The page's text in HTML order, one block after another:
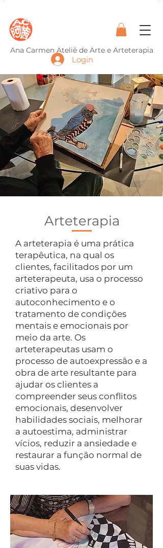
Ana Carmen Ateliê de Arte e Arteterapia
Login
Arteterapia
A arteterapia é uma prática
terapêutica, na qual os
clientes, facilitados por um
arteterapeuta, usa o processo
criativo para o
autoconhecimento e o
tratamento de condições
mentais e emocionais por
meio da arte. Os
arteterapeutas usam o
processo de autoexpressão e a
obra de arte resultante para
ajudar os clientes a
compreender seus conflitos
emocionais, desenvolver
habilidades sociais, melhorar
a autoestima, administrar
vícios, reduzir a ansiedade e
restaurar a função normal de
suas vidas.